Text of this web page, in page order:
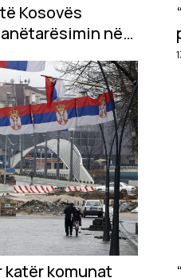
Kosovës
në
katër komunat